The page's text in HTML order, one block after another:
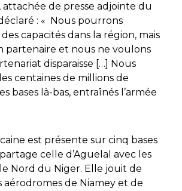
attachée de presse adjointe du
: « Nous pourrons
capacités dans la région, mais
partenaire et nous ne voulons
disparaisse […] Nous
centaines de millions de
bases là-bas, entraînés l’armée
est présente sur cinq bases
celle d’Aguelal avec les
le Nord du Niger. Elle jouit de
aérodromes de Niamey et de